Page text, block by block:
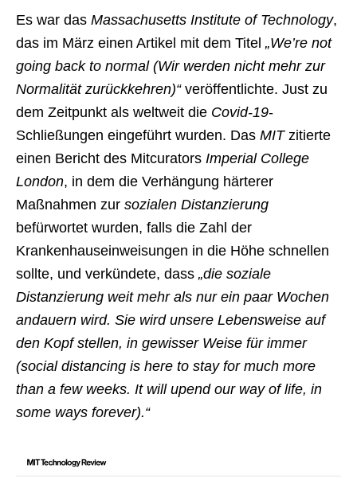
Es war das Massachusetts Institute of Technology,
das im März einen Artikel mit dem Titel „We’re not
going back to normal (Wir werden nicht mehr zur
Normalität zurückkehren)“veröffentlichte. Just zu
dem Zeitpunkt als weltweit die Covid-19-
Schließungen eingeführt wurden. Das MITzitierte
einen Bericht des Mitcurators Imperial College
London, in dem die Verhängung härterer
Maßnahmen zur sozialen Distanzierung
befürwortet wurden, falls die Zahl der
Krankenhauseinweisungen in die Höhe schnellen
sollte, und verkündete, dass „die soziale
Distanzierung weit mehr als nur ein paar Wochen
andauern wird. Sie wird unsere Lebensweise auf
den Kopf stellen, in gewisser Weise für immer
(social distancing is here to stay for much more
than a few weeks. It will upend our way of life, in
some ways forever).“